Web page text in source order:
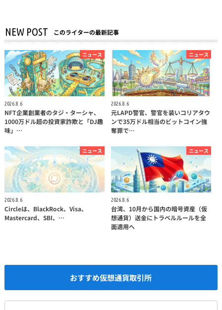
NEW POST このライターの最新記事
ニュース
2026.8.6
NFT企業創業者のタジ・ターシャ、
1000万ドル超の投資家詐欺と「DJ趣
味」…
ニュース
2026.8.6
元LAPD警官、警官を装いコリアタウ
ンで35万ドル相当のビットコイン強
奪罪で…
ニュース
2026.8.6
Circleは、BlackRock、Visa、
Mastercard、SBI、…
ニュース
2026.8.6
台湾、10月から国内の暗号資産（仮
想通貨）送金にトラベルルールを全
面適用へ
おすすめ仮想通貨取引所